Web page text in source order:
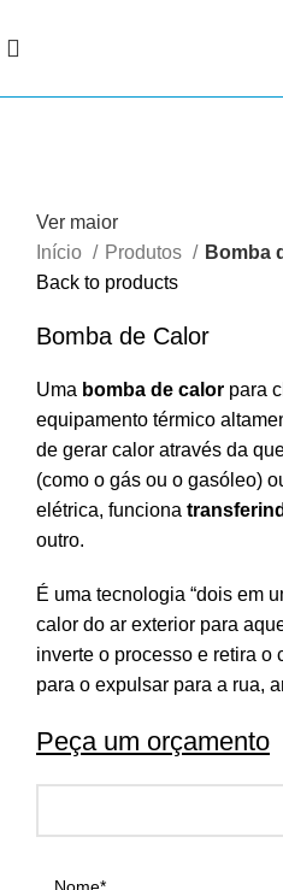
Ver maior
Início
Produtos
Bomba
Back to products
Bomba de Calor
Uma bomba de calor para
equipamento térmico
de gerar calor através da
(como o gás ou o gasóleo)
elétrica, funciona
outro.
É uma tecnologia “dois em
calor do ar exterior para
inverte o processo e retira o
para o expulsar para a rua,
Peça um orçamento